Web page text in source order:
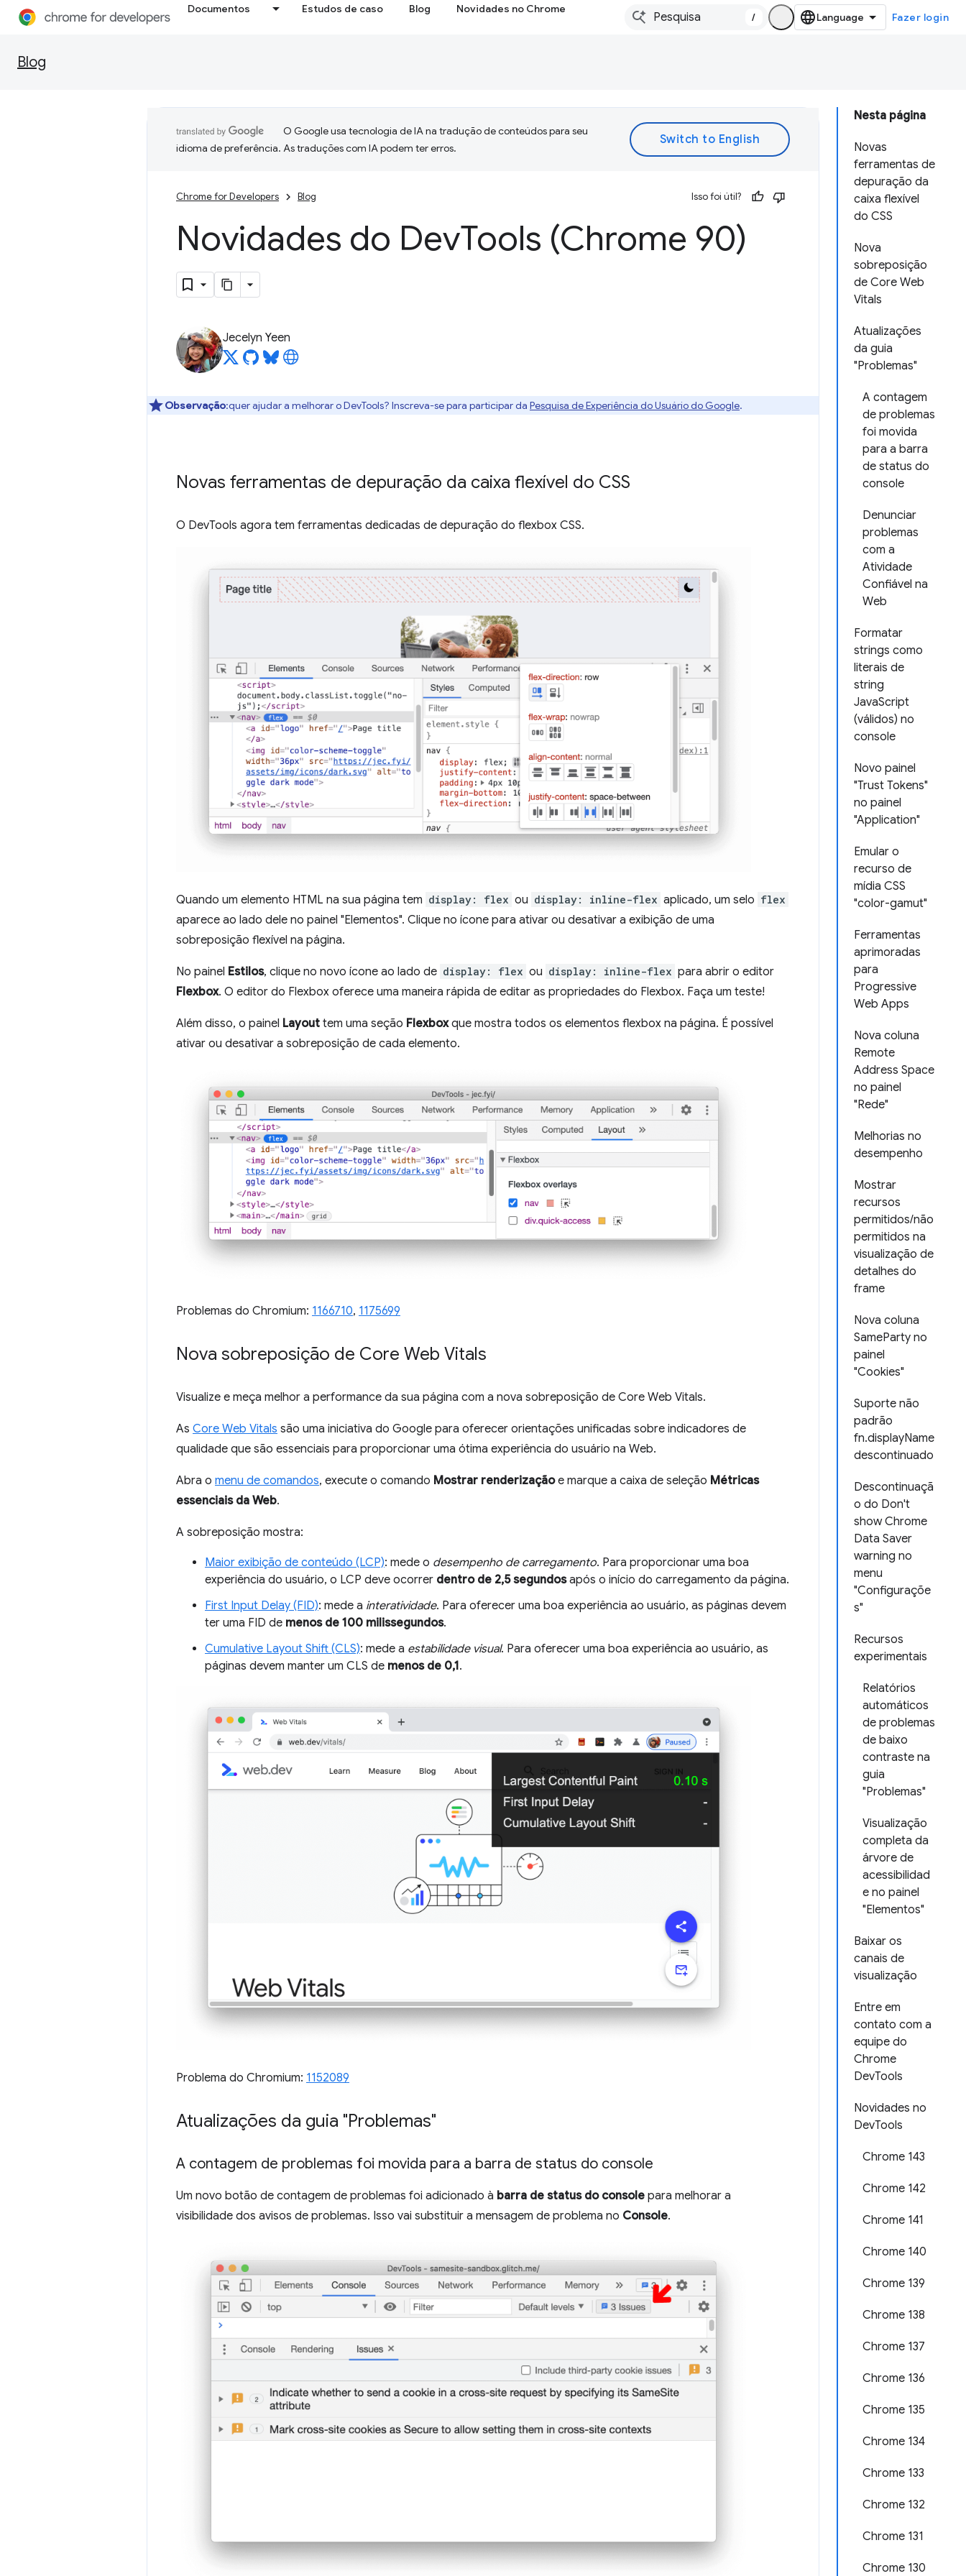
Documentos Estudos de caso Blog Novidades no Chrome
/ Fazer login
Blog
Nesta página
Novas
ferramentas de
depuração da
caixa flexível
do CSS
Nova
sobreposição
de Core Web
Vitals
Atualizações
da guia
"Problemas"
A contagem
de problemas
foi movida
para a barra
de status do
console
Denunciar
problemas
com a
Atividade
Confiável na
Web
Formatar
strings como
literais de
string
JavaScript
(válidos) no
console
Novo painel
"Trust Tokens"
no painel
"Application"
Emular o
recurso de
mídia CSS
"color-gamut"
Ferramentas
aprimoradas
para
Progressive
Web Apps
Nova coluna
Remote
Address Space
no painel
"Rede"
Melhorias no
desempenho
Mostrar
recursos
permitidos/não
permitidos na
visualização de
detalhes do
frame
Nova coluna
SameParty no
painel
"Cookies"
Suporte não
padrão
fn.displayName
descontinuado
Descontinuaçã
o do Don't
show Chrome
Data Saver
warning no
menu
"Configuraçõe
s"
Recursos
experimentais
Relatórios
automáticos
de problemas
de baixo
contraste na
guia
"Problemas"
Visualização
completa da
árvore de
acessibilidad
e no painel
"Elementos"
Baixar os
canais de
visualização
Entre em
contato com a
equipe do
Chrome
DevTools
Novidades no
DevTools
Chrome 143
Chrome 142
Chrome 141
Chrome 140
Chrome 139
Chrome 138
Chrome 137
Chrome 136
Chrome 135
Chrome 134
Chrome 133
Chrome 132
Chrome 131
Chrome 130
O Google usa tecnologia de IA na tradução de conteúdos para seu
idioma de preferência. As traduções com IA podem ter erros.
Chrome for Developers Blog Isso foi útil?
Novidades do DevTools (Chrome 90)
Jecelyn Yeen
Observação:quer ajudar a melhorar o DevTools? Inscreva-se para participar da Pesquisa de Experiência do Usuário do Google.
Novas ferramentas de depuração da caixa flexível do CSS
O DevTools agora tem ferramentas dedicadas de depuração do flexbox CSS.
Quando um elemento HTML na sua página tem display: flex ou display: inline-flex aplicado, um selo flex
aparece ao lado dele no painel "Elementos". Clique no ícone para ativar ou desativar a exibição de uma
sobreposição flexível na página.
No painel Estilos, clique no novo ícone ao lado de display: flex ou display: inline-flex para abrir o editor
Flexbox. O editor do Flexbox oferece uma maneira rápida de editar as propriedades do Flexbox. Faça um teste!
Além disso, o painel Layout tem uma seção Flexboxque mostra todos os elementos flexbox na página. É possível
ativar ou desativar a sobreposição de cada elemento.
Problemas do Chromium: 1166710, 1175699
Nova sobreposição de Core Web Vitals
Visualize e meça melhor a performance da sua página com a nova sobreposição de Core Web Vitals.
As Core Web Vitals são uma iniciativa do Google para oferecer orientações unificadas sobre indicadores de
qualidade que são essenciais para proporcionar uma ótima experiência do usuário na Web.
Abra o menu de comandos, execute o comando Mostrar renderizaçãoe marque a caixa de seleção Métricas
essenciais da Web.
A sobreposição mostra:
Maior exibição de conteúdo (LCP): mede o desempenho de carregamento. Para proporcionar uma boa
experiência do usuário, o LCP deve ocorrer dentro de 2,5 segundosapós o início do carregamento da página.
First Input Delay (FID): mede a interatividade. Para oferecer uma boa experiência ao usuário, as páginas devem
ter uma FID de menos de 100 milissegundos.
Cumulative Layout Shift (CLS): mede a estabilidade visual. Para oferecer uma boa experiência ao usuário, as
páginas devem manter um CLS de menos de 0,1.
Problema do Chromium: 1152089
Atualizações da guia "Problemas"
A contagem de problemas foi movida para a barra de status do console
Um novo botão de contagem de problemas foi adicionado à barra de status do console para melhorar a
visibilidade dos avisos de problemas. Isso vai substituir a mensagem de problema no Console.